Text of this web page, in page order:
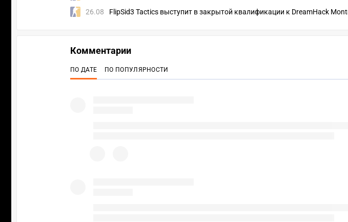
26.08
FlipSid3 Tactics выступит в закрытой квалификации к DreamHack
Комментарии
ПО ДАТЕ ПО ПОПУЛЯРНОСТИ